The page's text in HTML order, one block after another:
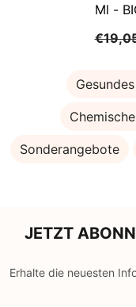
Ml -
Sonderangebote
JETZT
Erhalte die neuesten